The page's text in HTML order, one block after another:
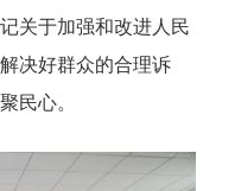
关于加强和改进人民
决好群众的合理诉
民心。